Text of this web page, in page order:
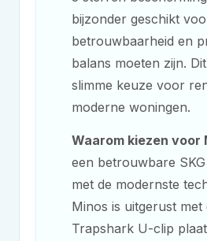
bijzonder geschikt
betrouwbaarheid en
balans moeten zijn.
slimme keuze voor
moderne woningen.
Waarom kiezen voor
een betrouwbare
met de modernste
Minos is uitgerust met
Trapshark U-clip